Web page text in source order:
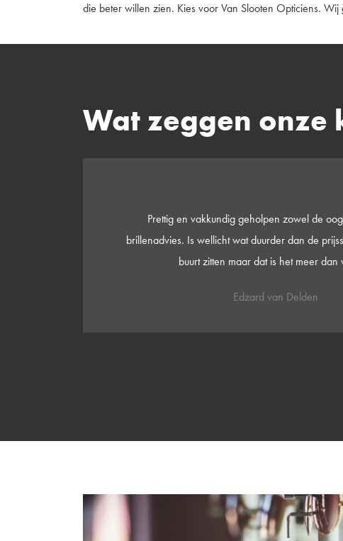
die beter willen zien. Kies voor Van Slooten Opticiens.
Wat zeggen onze
Al jaar en dag klant van Van Slooten. Altijd
en zeer deskundig. Assortiment wisselt ook vaak
de binnenstad blijft altijd een dingetje maar als je